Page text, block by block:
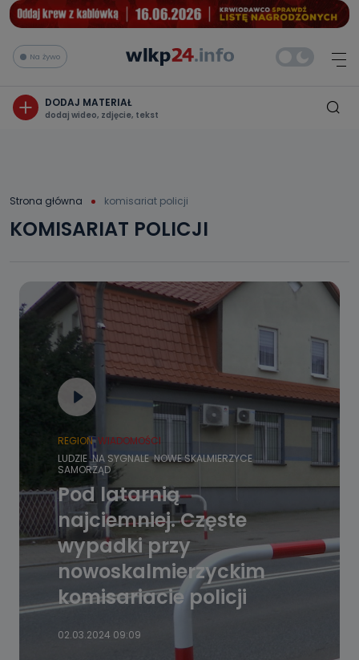
Na żywo
DODAJ MATERIAŁ
dodaj wideo, zdjęcie, tekst
Strona główna komisariat policji
KOMISARIAT POLICJI
REGION WIADOMOŚCI
LUDZIE NA SYGNALE NOWE SKALMIERZYCE
SAMORZĄD
Pod latarnią
najciemniej. Częste
wypadki przy
nowoskalmierzyckim
komisariacie policji
02.03.2024 09:09